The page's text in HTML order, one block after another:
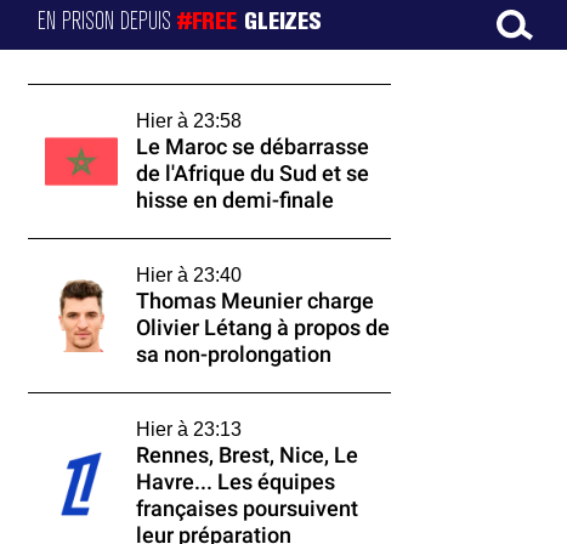
EN PRISON DEPUIS#FREE GLEIZES
Hier à 23:58
Le Maroc se débarrasse
de l'Afrique du Sud et se
hisse en demi-finale
Hier à 23:40
Thomas Meunier charge
Olivier Létang à propos de
sa non-prolongation
Hier à 23:13
Rennes, Brest, Nice, Le
Havre... Les équipes
françaises poursuivent
leur préparation